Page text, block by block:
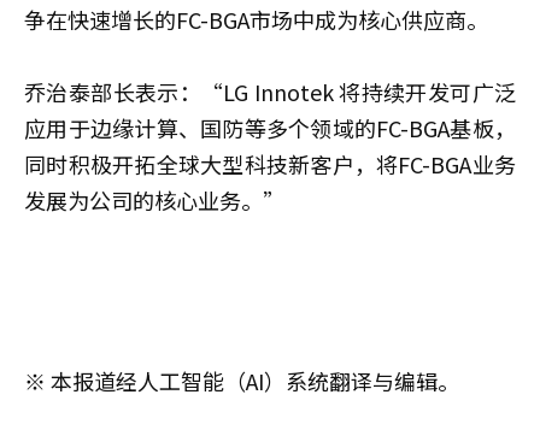
争在快速增长的FC-BGA市场中成为核心供应商。
乔治泰部长表示：“LG Innotek 将持续开发可广泛
应用于边缘计算、国防等多个领域的FC-BGA基板，
同时积极开拓全球大型科技新客户，将FC-BGA业务
发展为公司的核心业务。”
※ 本报道经人工智能（AI）系统翻译与编辑。